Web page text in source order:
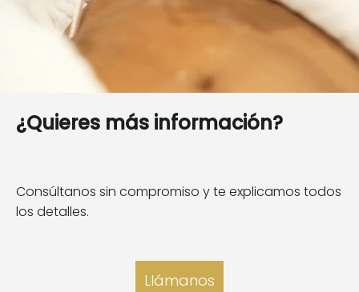
¿Quieres más información?
Consúltanos sin compromiso y te explicamos todos
los detalles.
Llámanos